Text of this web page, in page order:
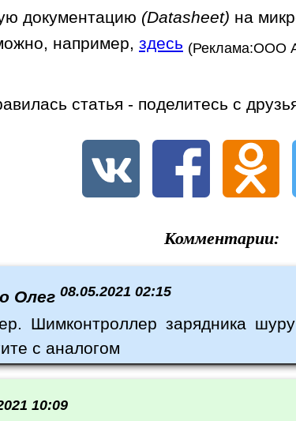
документацию (Datasheet) на
например, здесь (Реклама:ООО
статья - поделитесь с
Комментарии:
Олег08.05.2021 02:15
Шимконтроллер зарядника
с аналогом
10:09